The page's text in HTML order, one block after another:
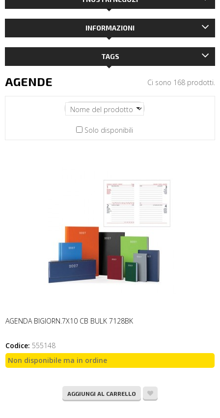
INFORMAZIONI
TAGS
AGENDE Ci sono 168 prodotti.
Solo disponibili
AGENDA BIGIORN.7X10 CB BULK 7128BK
Codice: 555148
Non disponibile ma in ordine
AGGIUNGI AL CARRELLO